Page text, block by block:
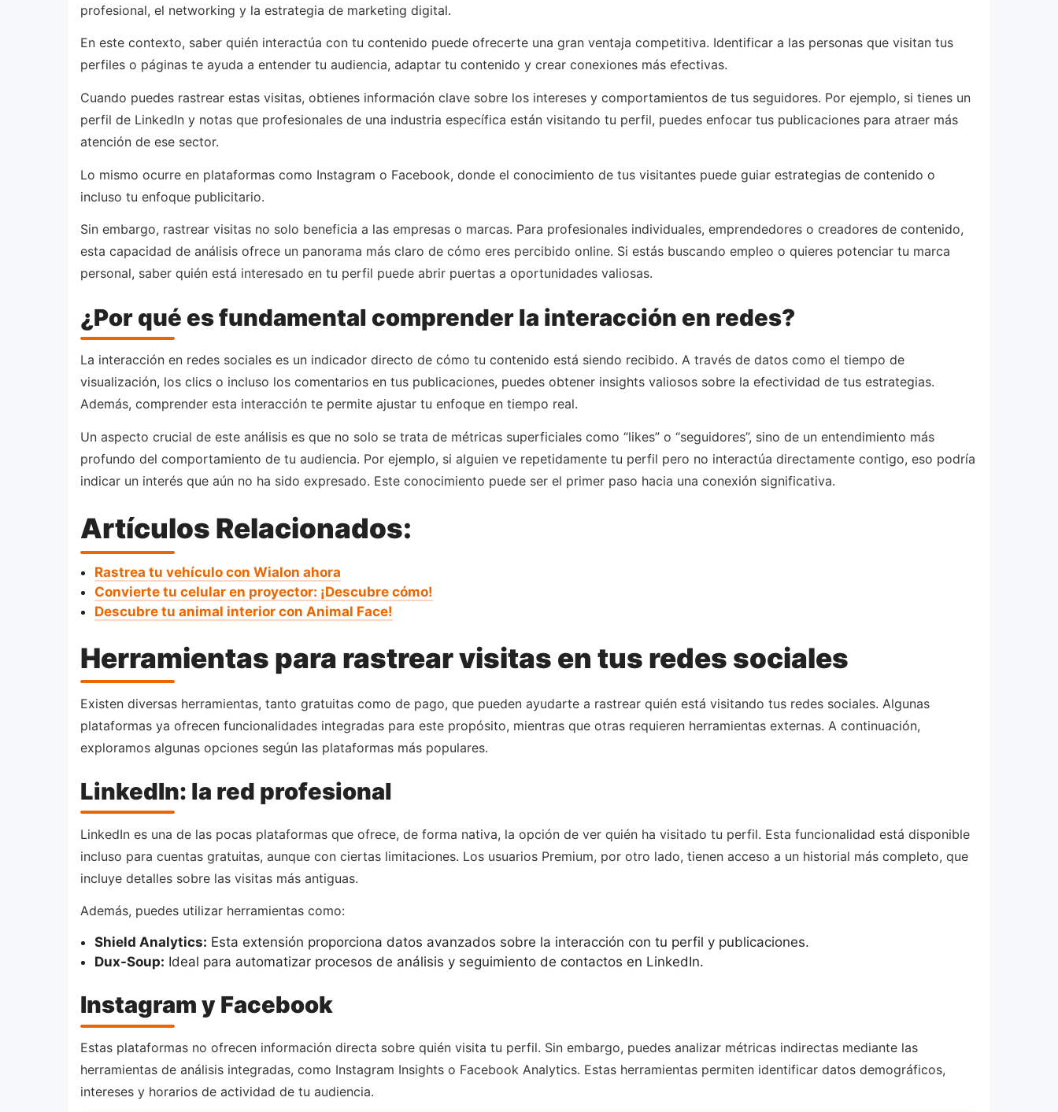
profesional, el networking y la estrategia de marketing digital.
En este contexto, saber quién interactúa con tu contenido puede ofrecerte una gran ventaja competitiva. Identificar a las personas que visitan tus
perfiles o páginas te ayuda a entender tu audiencia, adaptar tu contenido y crear conexiones más efectivas.
Cuando puedes rastrear estas visitas, obtienes información clave sobre los intereses y comportamientos de tus seguidores. Por ejemplo, si tienes un
perfil de LinkedIn y notas que profesionales de una industria específica están visitando tu perfil, puedes enfocar tus publicaciones para atraer más
atención de ese sector.
Lo mismo ocurre en plataformas como Instagram o Facebook, donde el conocimiento de tus visitantes puede guiar estrategias de contenido o
incluso tu enfoque publicitario.
Sin embargo, rastrear visitas no solo beneficia a las empresas o marcas. Para profesionales individuales, emprendedores o creadores de contenido,
esta capacidad de análisis ofrece un panorama más claro de cómo eres percibido online. Si estás buscando empleo o quieres potenciar tu marca
personal, saber quién está interesado en tu perfil puede abrir puertas a oportunidades valiosas.
¿Por qué es fundamental comprender la interacción en redes?
La interacción en redes sociales es un indicador directo de cómo tu contenido está siendo recibido. A través de datos como el tiempo de
visualización, los clics o incluso los comentarios en tus publicaciones, puedes obtener insights valiosos sobre la efectividad de tus estrategias.
Además, comprender esta interacción te permite ajustar tu enfoque en tiempo real.
Un aspecto crucial de este análisis es que no solo se trata de métricas superficiales como “likes” o “seguidores”, sino de un entendimiento más
profundo del comportamiento de tu audiencia. Por ejemplo, si alguien ve repetidamente tu perfil pero no interactúa directamente contigo, eso podría
indicar un interés que aún no ha sido expresado. Este conocimiento puede ser el primer paso hacia una conexión significativa.
Artículos Relacionados:
Rastrea tu vehículo con Wialon ahora
Convierte tu celular en proyector: ¡Descubre cómo!
Descubre tu animal interior con Animal Face!
Herramientas para rastrear visitas en tus redes sociales
Existen diversas herramientas, tanto gratuitas como de pago, que pueden ayudarte a rastrear quién está visitando tus redes sociales. Algunas
plataformas ya ofrecen funcionalidades integradas para este propósito, mientras que otras requieren herramientas externas. A continuación,
exploramos algunas opciones según las plataformas más populares.
LinkedIn: la red profesional
LinkedIn es una de las pocas plataformas que ofrece, de forma nativa, la opción de ver quién ha visitado tu perfil. Esta funcionalidad está disponible
incluso para cuentas gratuitas, aunque con ciertas limitaciones. Los usuarios Premium, por otro lado, tienen acceso a un historial más completo, que
incluye detalles sobre las visitas más antiguas.
Además, puedes utilizar herramientas como:
Shield Analytics: Esta extensión proporciona datos avanzados sobre la interacción con tu perfil y publicaciones.
Dux-Soup: Ideal para automatizar procesos de análisis y seguimiento de contactos en LinkedIn.
Instagram y Facebook
Estas plataformas no ofrecen información directa sobre quién visita tu perfil. Sin embargo, puedes analizar métricas indirectas mediante las
herramientas de análisis integradas, como Instagram Insights o Facebook Analytics. Estas herramientas permiten identificar datos demográficos,
intereses y horarios de actividad de tu audiencia.